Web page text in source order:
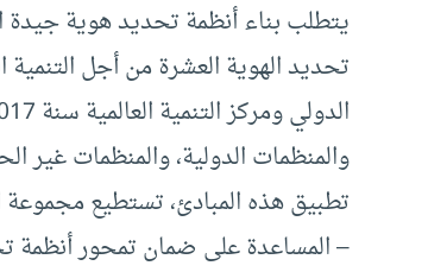
يتطلب بناء أنظمة تحديد هوية جيدة
تحديد الهوية العشرة من أجل
والمنظمات الدولية، والمنظمات غير
تطبيق هذه المبادئ، تستطيع مجموعة
– المساعدة على ضمان تمحور أنظمة